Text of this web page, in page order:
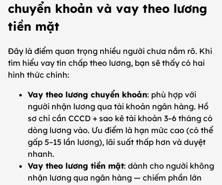
chuyển khoản và vay theo lương
tiền mặt
Đây là điểm quan trọng nhiều người chưa nắm rõ. Khi
tìm hiểu vay tín chấp theo lương, bạn sẽ thấy có hai
hình thức chính:
Vay theo lương chuyển khoản: phù hợp với
người nhận lương qua tài khoản ngân hàng. Hồ
sơ chỉ cần CCCD + sao kê tài khoản 3–6 tháng có
dòng lương vào. Ưu điểm là hạn mức cao (có thể
gấp 5–15 lần lương), lãi suất thấp hơn và duyệt
nhanh.
Vay theo lương tiền mặt: dành cho người không
nhận lương qua ngân hàng — chiếm phần lớn